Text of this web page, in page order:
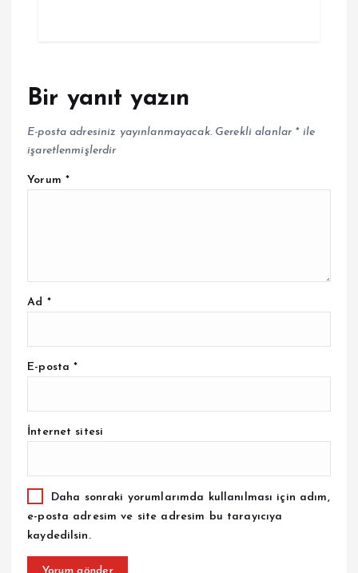
Bir yanıt yazın
E-posta adresiniz yayınlanmayacak. Gerekli alanlar *ile
işaretlenmişlerdir
Yorum *
Ad *
E-posta*
İnternet sitesi
Daha sonraki yorumlarımda kullanılması için adım,
e-posta adresim ve site adresim bu tarayıcıya
kaydedilsin.